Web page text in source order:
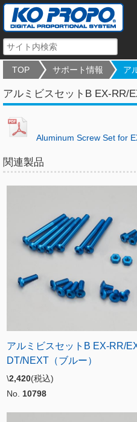
TOP サポート情報 ア
アルミビスセットB EX-
Aluminum Screw Set for
関連製品
アルミビスセットB EX-RR/
DT/NEXT（ブルー）
\2,420(税込)
No. 10798